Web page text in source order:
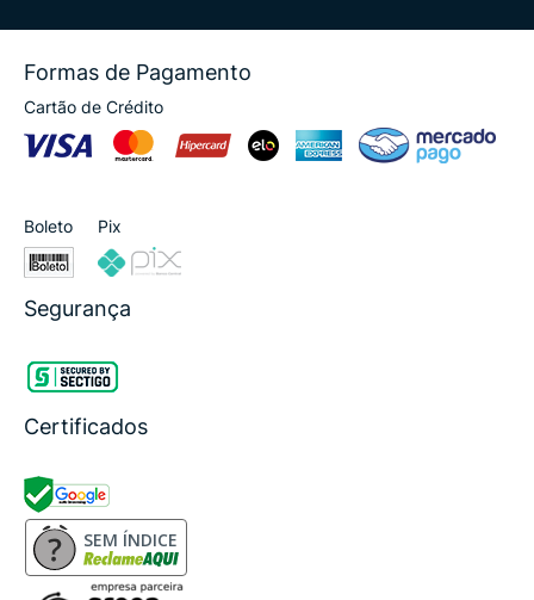
Formas de Pagamento
Cartão de Crédito
Boleto Pix
Segurança
Certificados
SEM ÍNDICE